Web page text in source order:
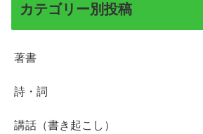
カテゴリー別投稿
著書
詩・詞
講話（書き起こし）